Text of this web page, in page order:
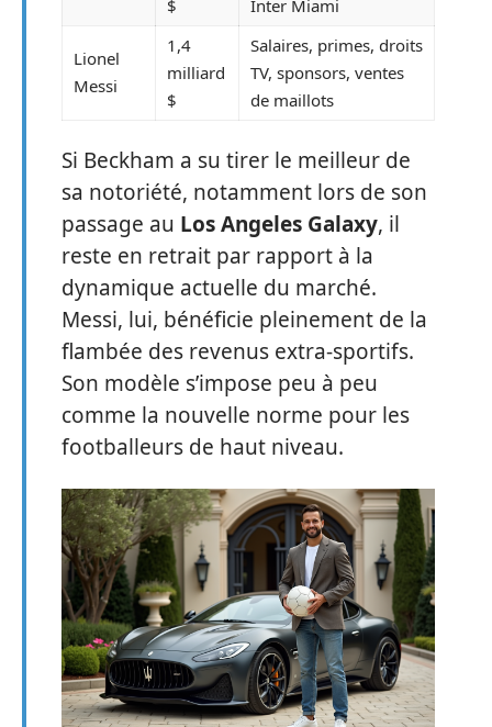
$
Inter Miami
Lionel
Messi
1,4
milliard
$
Salaires, primes, droits
TV, sponsors, ventes
de maillots
Si Beckham a su tirer le meilleur de
sa notoriété, notamment lors de son
passage au Los Angeles Galaxy, il
reste en retrait par rapport à la
dynamique actuelle du marché.
Messi, lui, bénéficie pleinement de la
flambée des revenus extra-sportifs.
Son modèle s’impose peu à peu
comme la nouvelle norme pour les
footballeurs de haut niveau.